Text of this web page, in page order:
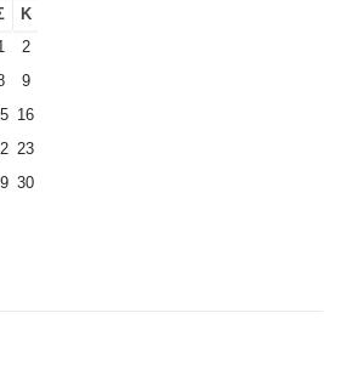
Κ
2
9
16
23
30